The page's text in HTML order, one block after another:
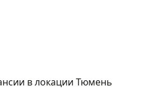
в локации Тюмень